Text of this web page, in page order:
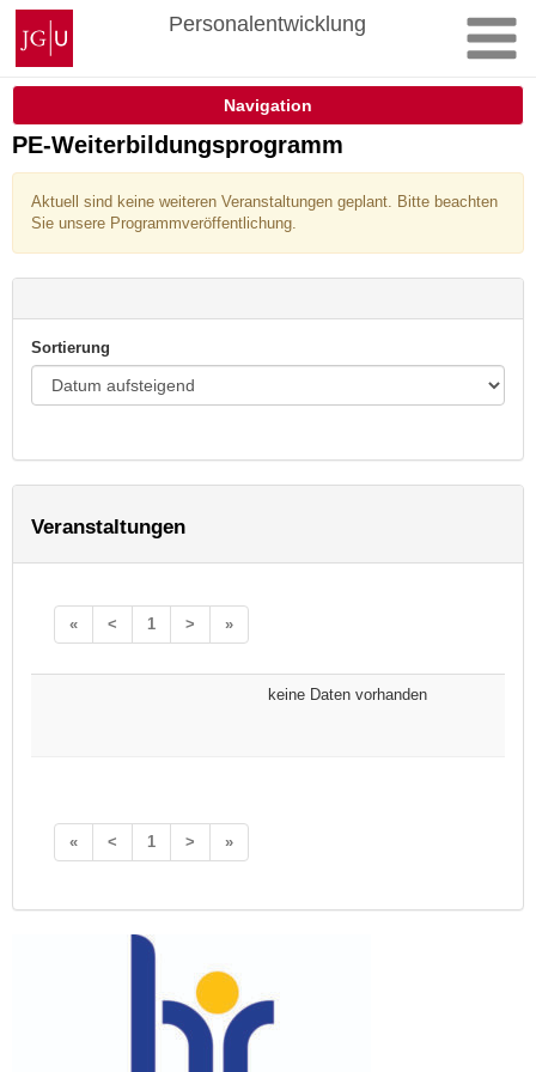
Zum
Inhalt
springen
Johannes
Gutenberg-
Universität
Personalentwicklung
Navigation
PE-Weiterbildungsprogramm
Aktuell sind keine weiteren Veranstaltungen geplant. Bitte beachten
Sie unsere Programmveröffentlichung.
Sortierung
Veranstaltungen
« < 1 > »
keine Daten vorhanden
« < 1 > »